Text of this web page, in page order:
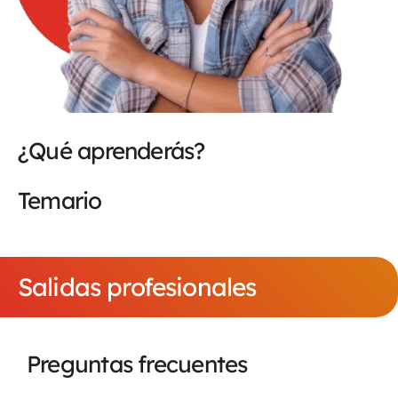
¿Qué aprenderás?
Temario
Salidas profesionales
Preguntas frecuentes